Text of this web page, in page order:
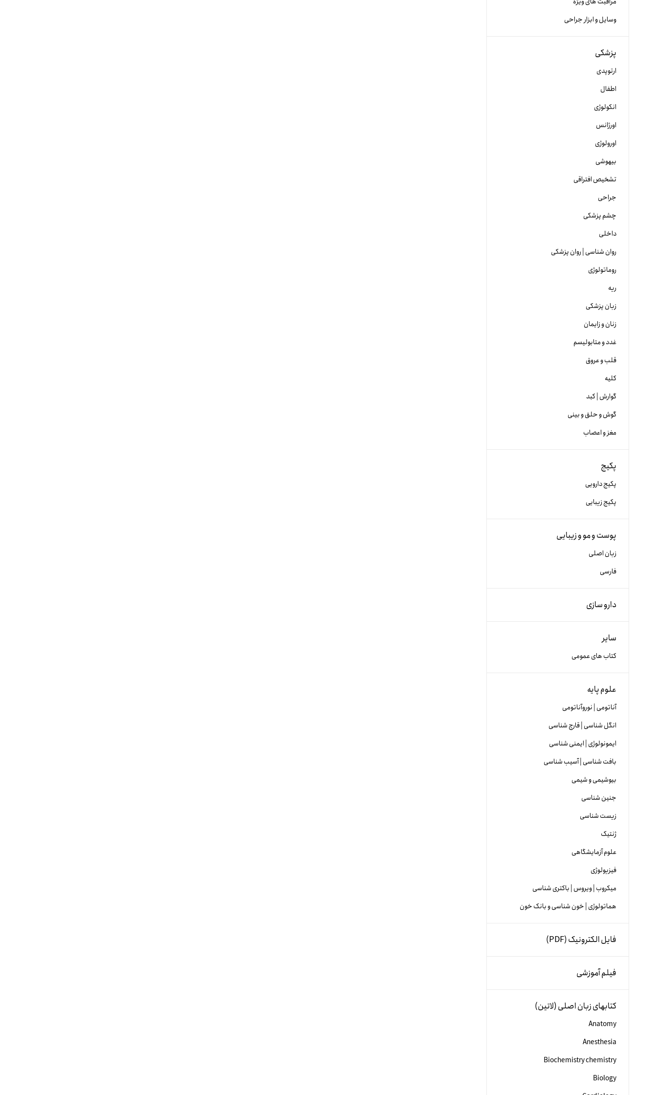
وسایل و ابزار جراحی
پزشکی
ارتوپدی
اطفال
انکولوژی
اورژانس
اورولوژی
بیهوشی
تشخیص افتراقی
جراحی
چشم پزشکی
داخلی
روان شناسی | روان پزشکی
روماتولوژی
ریه
زبان پزشکی
زنان و زایمان
غدد و متابولیسم
قلب و عروق
کلیه
گوارش | کبد
گوش و حلق و بینی
مغز و اعصاب
پکیج
پکیج دارویی
پکیج زیبایی
پوست و مو و زیبایی
زبان اصلی
فارسی
دارو سازی
سایر
کتاب های عمومی
علوم پایه
آناتومی | نوروآناتومی
انگل شناسی | قارچ شناسی
ایمونولوژی | ایمنی شناسی
بافت شناسی | آسیب شناسی
بیوشیمی و شیمی
جنین شناسی
زیست شناسی
ژنتیک
علوم آزمایشگاهی
فیزیولوژی
میکروب | ویروس | باکتری شناسی
هماتولوژی | خون شناسی و بانک خون
فایل الکترونیک (PDF)
فیلم آموزشی
کتابهای زبان اصلی (لاتین)
Anatomy
Anesthesia
Biochemistry chemistry
Biology